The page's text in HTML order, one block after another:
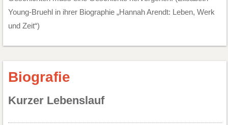
Young-Bruehl in ihrer Biographie „Hannah Arendt: Leben, Werk
und Zeit“)
Biografie
Kurzer Lebenslauf